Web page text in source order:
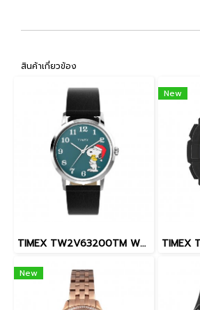
สินค้าเกี่ยวข้อง
TIMEX TW2V63200TM W22 PEANUTS MARLIN SNOOPY
New
New